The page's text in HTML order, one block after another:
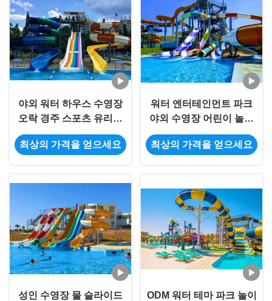
야외 워터 하우스 수영장
오락 경주 스포츠 유리섬
유 슬라이드 어린이용
최상의 가격을 얻으세요
워터 엔터테인먼트 파크
야외 수영장 어린이 놀이
터 유리섬유 슬라이드
최상의 가격을 얻으세요
성인 수영장 물 슬라이드
ODM 워터 테마 파크 놀이